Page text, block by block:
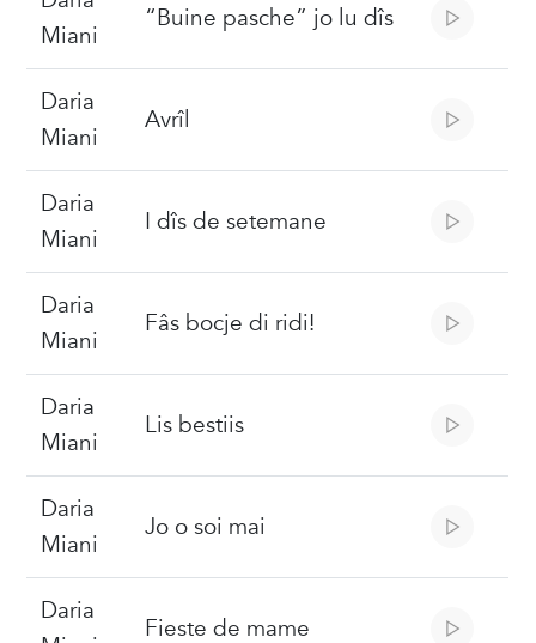
Miani
“Buine pasche” jo lu dîs
Daria
Miani
Avrîl
Daria
Miani
I dîs de setemane
Daria
Miani
Fâs bocje di ridi!
Daria
Miani
Lis bestiis
Daria
Miani
Jo o soi mai
Daria
Fieste de mame